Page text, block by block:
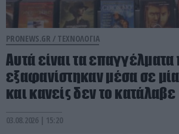
PRONEWS.GR / ΤΕΧΝΟΛΟΓΙΑ
Αυτά είναι τα επαγγέλματα
εξαφανίστηκαν μέσα σε
και κανείς δεν το κατάλαβε
03.08.2026 | 15:20